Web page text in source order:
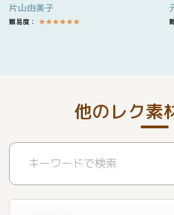
片山由美子
難易度： ★★★★★★
他のレク素